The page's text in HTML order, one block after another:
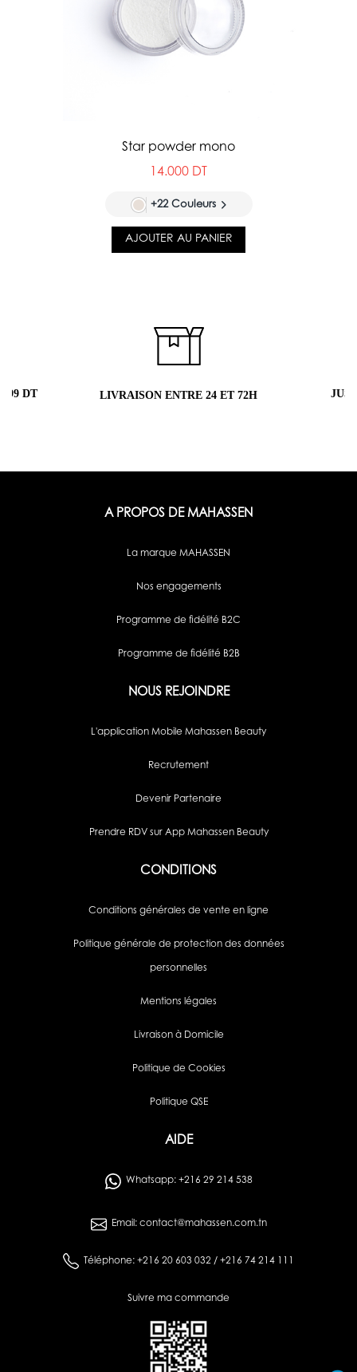
Star powder mono
14.000 DT
+22 Couleurs
AJOUTER AU PANIER
99 DT LIVRAISON ENTRE 24 ET 72H
A PROPOS DE MAHASSEN
La marque MAHASSEN
Nos engagements
Programme de fidélité B2C
Programme de fidélité B2B
NOUS REJOINDRE
L'application Mobile Mahassen Beauty
Recrutement
Devenir Partenaire
Prendre RDV sur App Mahassen Beauty
CONDITIONS
Conditions générales de vente en ligne
Politique générale de protection des données
personnelles
Mentions légales
Livraison à Domicile
Politique de Cookies
Politique QSE
AIDE
Whatsapp: +216 29 214 538
Email: contact@mahassen.com.tn
Téléphone: +216 20 603 032 / +216 74 214 111
Suivre ma commande